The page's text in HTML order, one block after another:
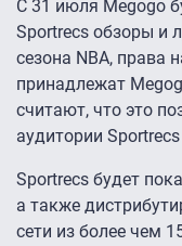
С 31 июля Megogo
Sportrecs обзоры и
сезона NBA, права
принадлежат
считают, что это
аудитории
Sportrecs будет
а также
сети из более чем